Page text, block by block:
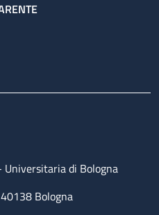
Universitaria di Bologna
Bologna